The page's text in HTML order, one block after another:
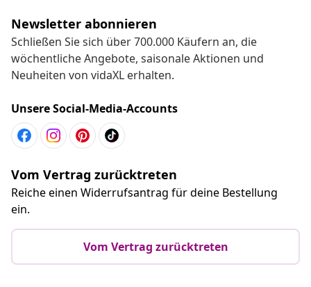
Newsletter abonnieren
Schließen Sie sich über 700.000 Käufern an, die
wöchentliche Angebote, saisonale Aktionen und
Neuheiten von vidaXL erhalten.
Unsere Social-Media-Accounts
Vom Vertrag zurücktreten
Reiche einen Widerrufsantrag für deine Bestellung
ein.
Vom Vertrag zurücktreten